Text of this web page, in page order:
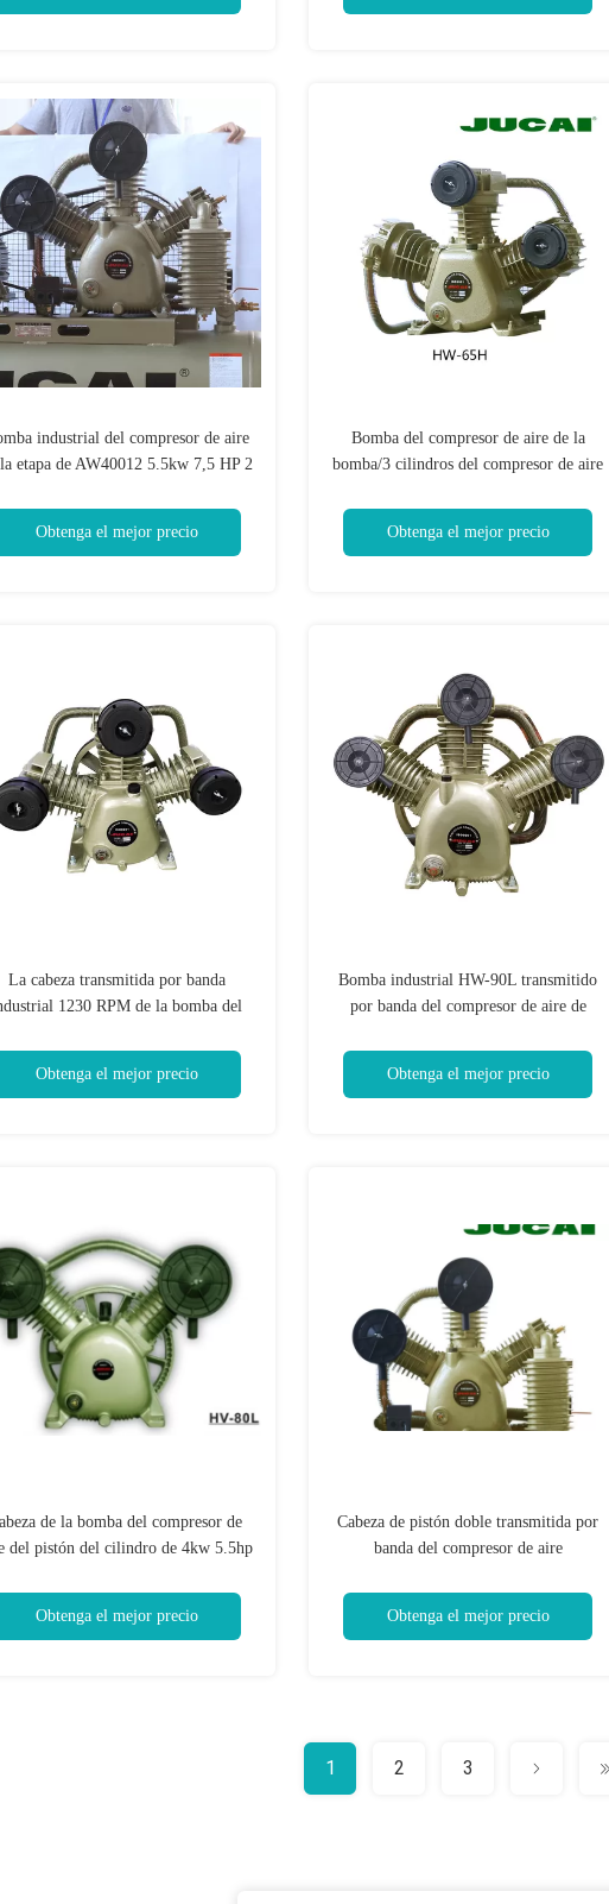
industrial del compresor de aire
etapa de AW40012 5.5kw 7,5 HP 2
Obtenga el mejor precio
Bomba del compresor de aire de la
bomba/3 cilindros del compresor de aire
Obtenga el mejor precio
La cabeza transmitida por banda
1230 RPM de la bomba del
Obtenga el mejor precio
Bomba industrial HW-90L transmitido
por banda del compresor de aire de
Obtenga el mejor precio
de la bomba del compresor de
del pistón del cilindro de 4kw 5.5hp
Obtenga el mejor precio
Cabeza de pistón doble transmitida por
banda del compresor de aire
Obtenga el mejor precio
1 2 3